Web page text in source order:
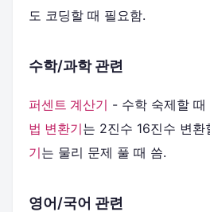
도 코딩할 때 필요함.
수학/과학 관련
퍼센트 계산기 - 수학 숙제할 때
법 변환기는 2진수 16진수 변환
기는 물리 문제 풀 때 씀.
영어/국어 관련